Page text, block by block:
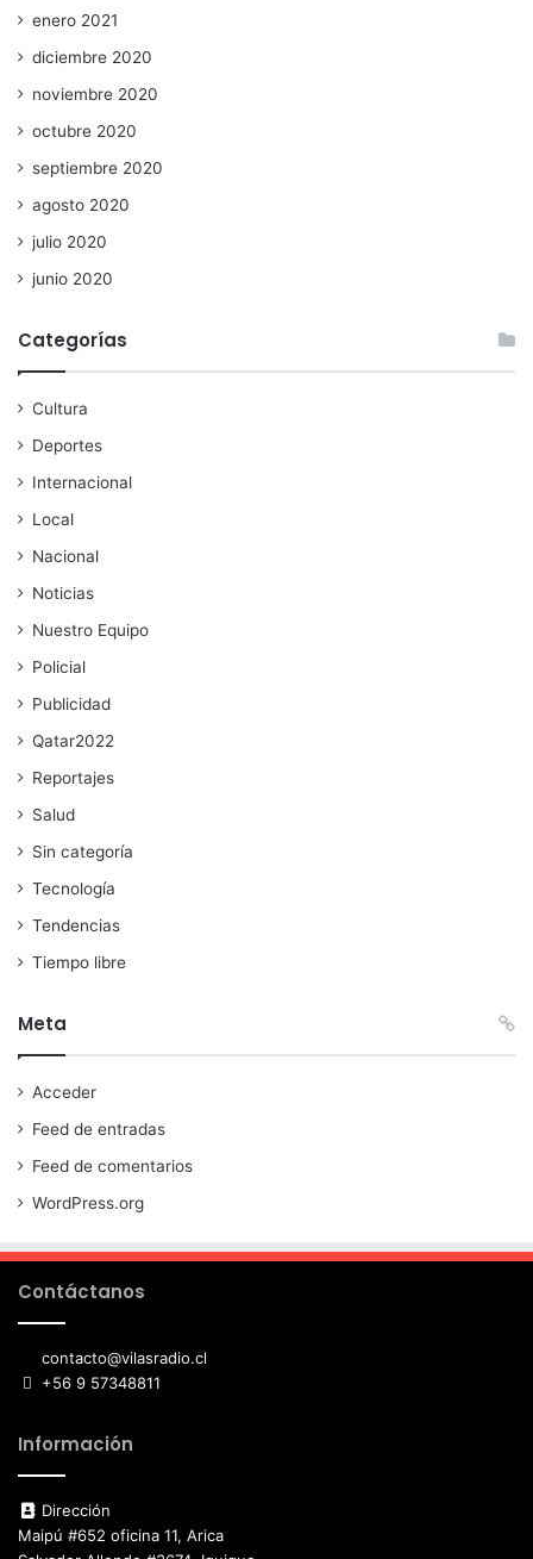
enero 2021
diciembre 2020
noviembre 2020
octubre 2020
septiembre 2020
agosto 2020
julio 2020
junio 2020
Categorías
Cultura
Deportes
Internacional
Local
Nacional
Noticias
Nuestro Equipo
Policial
Publicidad
Qatar2022
Reportajes
Salud
Sin categoría
Tecnología
Tendencias
Tiempo libre
Meta
Acceder
Feed de entradas
Feed de comentarios
WordPress.org
Contáctanos
contacto@vilasradio.cl
+56 9 57348811
Información
Dirección
Maipú #652 oficina 11, Arica